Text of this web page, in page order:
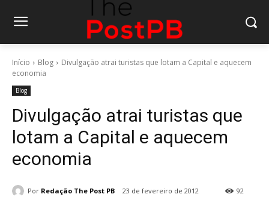
Início Blog
Divulgação atrai turistas que lotam a Capital e aquecem
economia
Blog
Divulgação atrai turistas que
lotam a Capital e aquecem
economia
Por Redação The Post PB 23 de fevereiro de 2012 92